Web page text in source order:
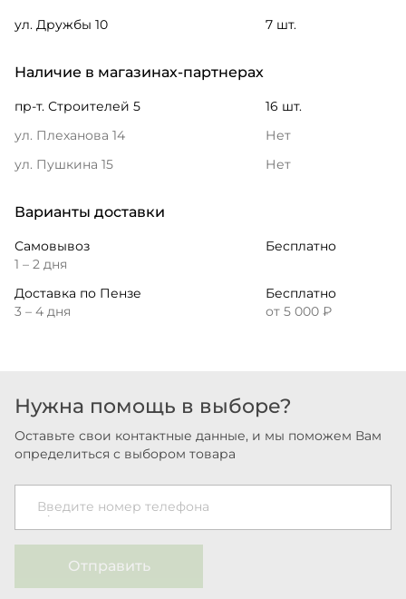
ул. Дружбы 10 7 шт.
Наличие в магазинах-партнерах
пр-т. Строителей 5
16 шт.
ул. Плеханова 14
Нет
ул. Пушкина 15
Нет
Варианты доставки
Самовывоз
1 – 2 дня
Бесплатно
Доставка по Пензе
3 – 4 дня
Бесплатно
от 5 000 ₽
Нужна помощь в выборе?
Оставьте свои контактные данные, и мы поможем Вам
определиться с выбором товара
Введите номер телефона
Отправить